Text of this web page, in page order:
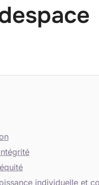
individuelle et